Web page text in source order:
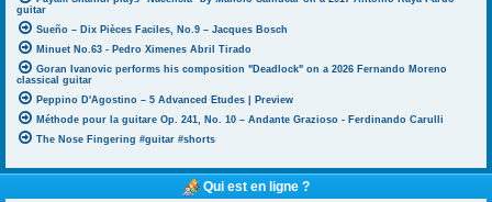
guitar
Sueño – Dix Pièces Faciles, No.9 – Jacques Bosch
Minuet No.63 - Pedro Ximenes Abril Tirado
Goran Ivanovic performs his composition "Deadlock" on a 2026 Fernando Moreno
classical guitar
Peppino D'Agostino – 5 Advanced Etudes | Preview
Méthode pour la guitare Op. 241, No. 10 – Andante Grazioso - Ferdinando Carulli
The Nose Fingering #guitar #shorts
Qui est en ligne ?